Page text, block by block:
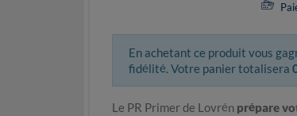
En achetant ce produit vous
fidélité. Votre panier totalisera
Le PR Primer de Lovrén prépare